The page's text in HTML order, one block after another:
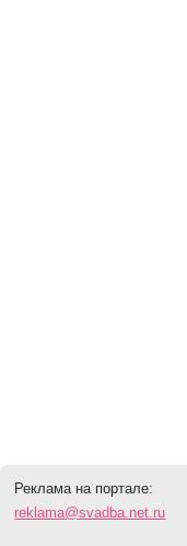
Реклама на портале:
reklama@svadba.net.ru